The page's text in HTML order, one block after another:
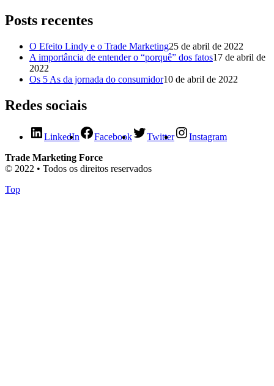
Posts recentes
O Efeito Lindy e o Trade Marketing25 de abril de 2022
A importância de entender o “porquê” dos fatos17 de abril de
2022
Os 5 As da jornada do consumidor10 de abril de 2022
Redes sociais
LinkedIn Facebook Twitter
Instagram
Trade Marketing Force
© 2022 • Todos os direitos reservados
Top